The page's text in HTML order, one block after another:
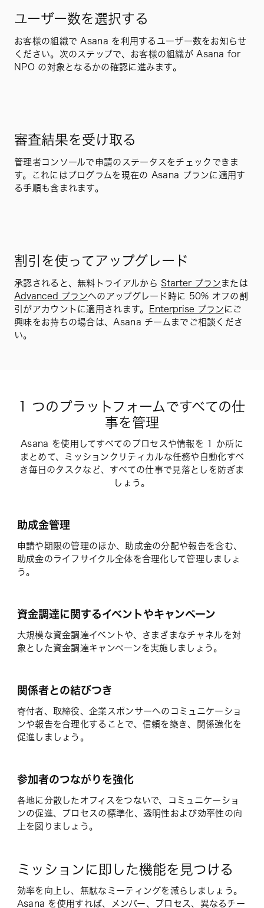
ユーザー数を選択する
お客様の組織で Asana を利用するユーザー数をお知らせ
ください。次のステップで、お客様の組織が Asana for
NPO の対象となるかの確認に進みます。
審査結果を受け取る
管理者コンソールで申請のステータスをチェックできま
す。これにはプログラムを現在の Asana プランに適用す
る手順も含まれます。
割引を使ってアップグレード
承認されると、無料トライアルから Starter プラン または
Advanced プランへのアップグレード時に 50% オフの割
引がアカウントに適用されます。
Enterprise プラン にご
興味をお持ちの場合は、Asana チームまでご相談くださ
い。
1 つのプラットフォームですべての仕
事を管理
Asana を使用してすべてのプロセスや情報を 1 か所に
まとめて、ミッションクリティカルな任務や自動化すべ
き毎日のタスクなど、すべての仕事で見落としを防ぎま
しょう。
助成金管理
申請や期限の管理のほか、助成金の分配や報告を含む、
助成金のライフサイクル全体を合理化して管理しましょ
う。
資金調達に関するイベントやキャンペーン
大規模な資金調達イベントや、さまざまなチャネルを対
象とした資金調達キャンペーンを実施しましょう。
関係者との結びつき
寄付者、取締役、企業スポンサーへのコミュニケーショ
ンや報告を合理化することで、信頼を築き、関係強化を
促進しましょう。
参加者のつながりを強化
各地に分散したオフィスをつないで、コミュニケーショ
ンの促進、プロセスの標準化、透明性および効率性の向
上を図りましょう。
ミッションに即した機能を見つける
効率を向上し、無駄なミーティングを減らしましょう。
Asana を使用すれば、メンバー、プロセス、異なるチー